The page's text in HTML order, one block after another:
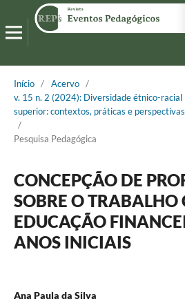
Início / Acervo /
v. 15 n. 2 (2024): Diversidade étnico-racial
superior: contextos, práticas e perspectivas
/
Pesquisa Pedagógica
CONCEPÇÃO DE
SOBRE O TRABALHO
EDUCAÇÃO
ANOS INICIAIS
Ana Paula da Silva